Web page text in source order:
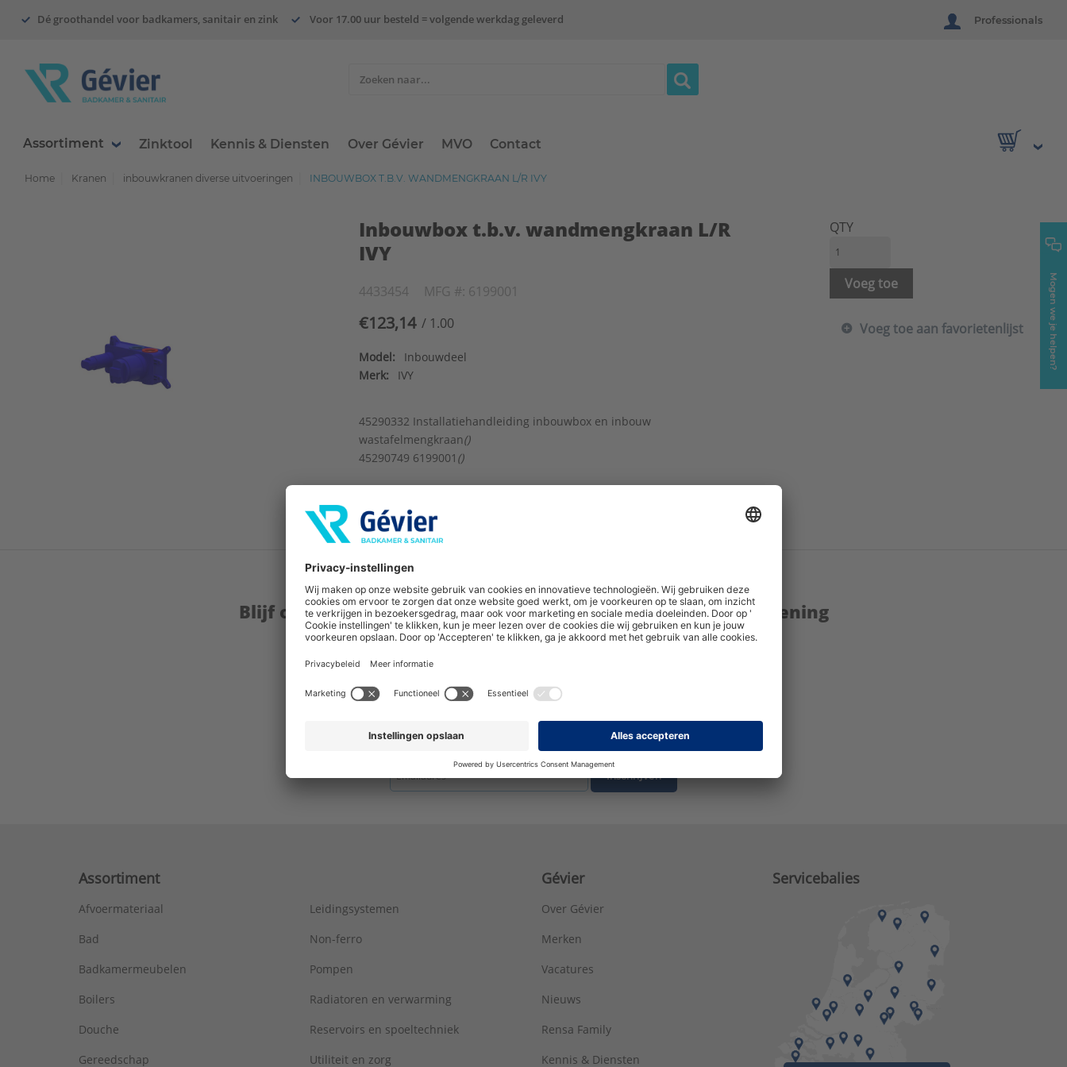
Dé groothandel voor badkamers, sanitair en zink Voor 17.00 uur besteld = volgende werkdag geleverd Professionals
Assortiment Zinktool Kennis & Diensten Over Gévier MVO Contact
Mogen we je helpen?
Home Kranen inbouwkranen diverse uitvoeringen INBOUWBOX T.B.V. WANDMENGKRAAN L/R IVY
Inbouwbox t.b.v. wandmengkraan L/R
IVY
4433454 MFG #: 6199001
€123,14 / 1.00
Model:
Inbouwdeel
Merk:
IVY
45290332 Installatiehandleiding inbouwbox en inbouw
wastafelmengkraan()
45290749 6199001 ()
QTY
Voeg toe
Voeg toe aan favorietenlijst
Blijf op de hoogte van nieuwe producten en onze dienstverlening
Ons laatste nieuws ontvangen omtrent productnieuws, acties en andere interessante zaken?
Inschrijven
Assortiment
Afvoermateriaal
Bad
Badkamermeubelen
Boilers
Douche
Gereedschap
Leidingsystemen
Non-ferro
Pompen
Radiatoren en verwarming
Reservoirs en spoeltechniek
Utiliteit en zorg
Gévier
Over Gévier
Merken
Vacatures
Nieuws
Rensa Family
Kennis & Diensten
Servicebalies